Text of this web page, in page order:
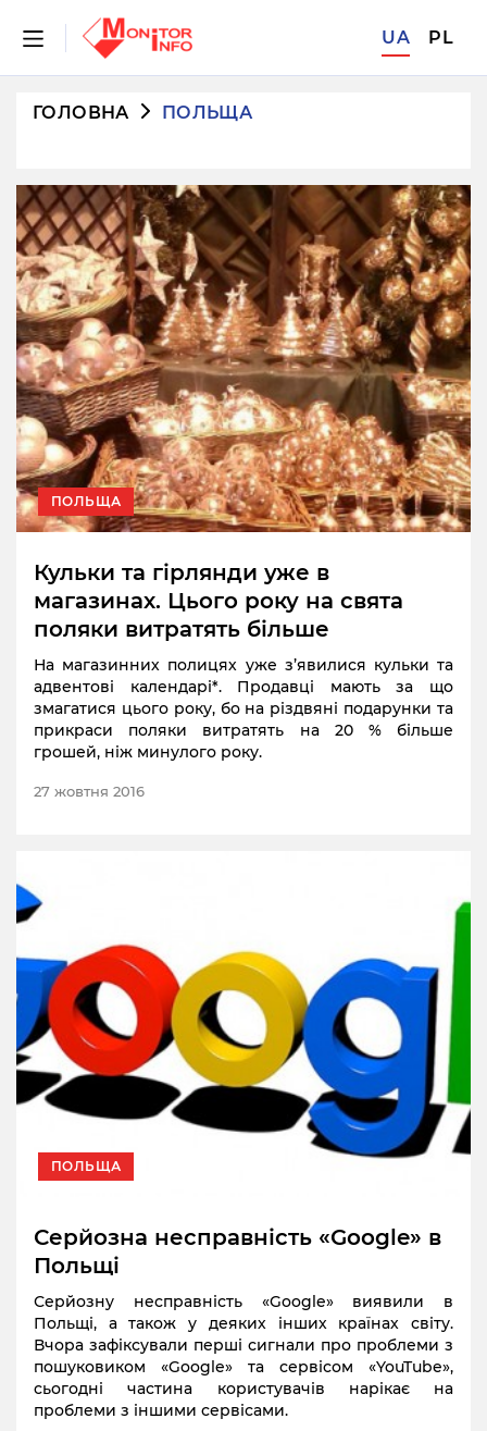
UA PL
ГОЛОВНА ПОЛЬЩА
ПОЛЬЩА
Кульки та гірлянди уже в
магазинах. Цього року на свята
поляки витратять більше
На магазинних полицях уже з’явилися кульки та
адвентові календарі*. Продавці мають за що
змагатися цього року, бо на різдвяні подарунки та
прикраси поляки витратять на 20 % більше
грошей, ніж минулого року.
27 жовтня 2016
ПОЛЬЩА
Серйозна несправність «Google» в
Польщі
Серйозну несправність «Google» виявили в
Польщі, а також у деяких інших країнах світу.
Вчора зафіксували перші сигнали про проблеми з
пошуковиком «Google» та сервісом «YouTube»,
сьогодні частина користувачів нарікає на
проблеми з іншими сервісами.